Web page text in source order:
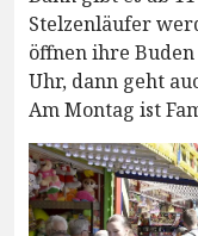
Stelzenläufer
öffnen ihre
Uhr, dann geht
Am Montag ist